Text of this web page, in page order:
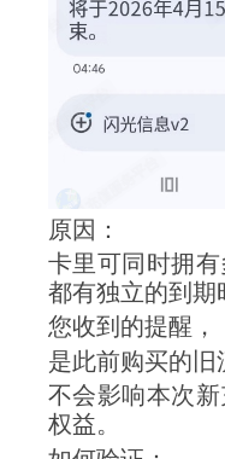
原因：
卡里可同时拥
都有独立的到期
您收到的提醒，
是此前购买的旧
不会影响本次
权益。